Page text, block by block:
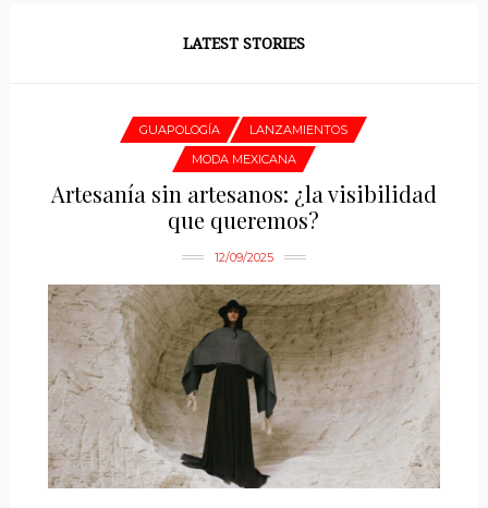
LATEST STORIES
GUAPOLOGÍA
LANZAMIENTOS
MODA MEXICANA
Artesanía sin artesanos: ¿la visibilidad
que queremos?
12/09/2025